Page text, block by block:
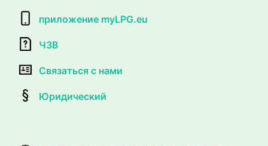
приложение myLPG.eu
ЧЗВ
Связаться с нами
Юридический